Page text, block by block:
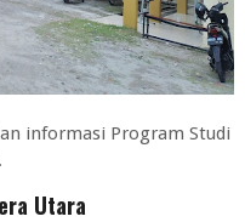
informasi Program Studi
Utara